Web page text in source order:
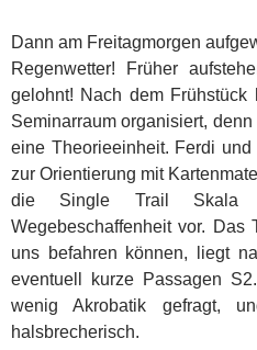
Dann am Freitagmorgen
Regenwetter! Früher
gelohnt! Nach dem Frühstück
Seminarraum organisiert,
eine Theorieeinheit. Ferdi
zur Orientierung mit
die Single Trail
Wegebeschaffenheit vor. Das
uns befahren können, liegt
eventuell kurze Passagen
wenig Akrobatik gefragt,
halsbrecherisch.